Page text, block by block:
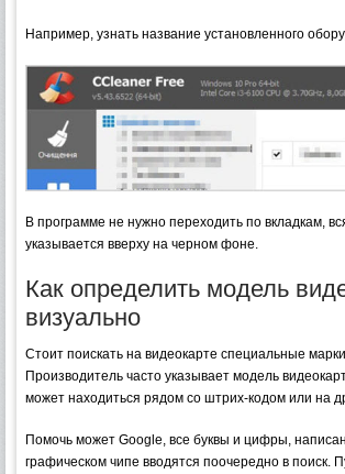
Например, узнать название установленного
В программе не нужно переходить по вкладкам,
указывается вверху на черном фоне.
Как определить модель
визуально
Стоит поискать на видеокарте специальные
Производитель часто указывает модель
может находиться рядом со штрих-кодом или на
Помочь может Google, все буквы и цифры,
графическом чипе вводятся поочередно в поиск.